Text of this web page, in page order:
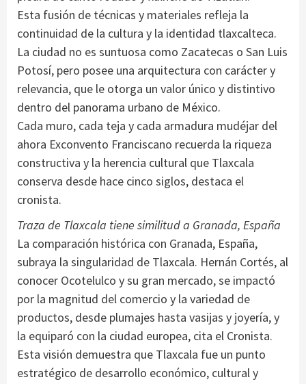
Esta fusión de técnicas y materiales refleja la
continuidad de la cultura y la identidad tlaxcalteca.
La ciudad no es suntuosa como Zacatecas o San Luis
Potosí, pero posee una arquitectura con carácter y
relevancia, que le otorga un valor único y distintivo
dentro del panorama urbano de México.
Cada muro, cada teja y cada armadura mudéjar del
ahora Exconvento Franciscano recuerda la riqueza
constructiva y la herencia cultural que Tlaxcala
conserva desde hace cinco siglos, destaca el
cronista.
Traza de Tlaxcala tiene similitud a Granada, España
La comparación histórica con Granada, España,
subraya la singularidad de Tlaxcala. Hernán Cortés, al
conocer Ocotelulco y su gran mercado, se impactó
por la magnitud del comercio y la variedad de
productos, desde plumajes hasta vasijas y joyería, y
la equiparó con la ciudad europea, cita el Cronista.
Esta visión demuestra que Tlaxcala fue un punto
estratégico de desarrollo económico, cultural y